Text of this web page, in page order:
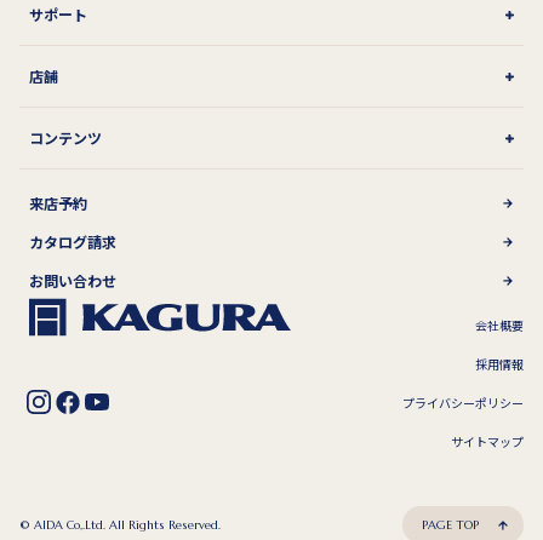
サポート
店舗
コンテンツ
来店予約
カタログ請求
お問い合わせ
会社概要
採用情報
プライバシーポリシー
サイトマップ
© AIDA Co,.Ltd. All Rights Reserved. PAGE TOP